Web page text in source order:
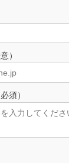
）
須）